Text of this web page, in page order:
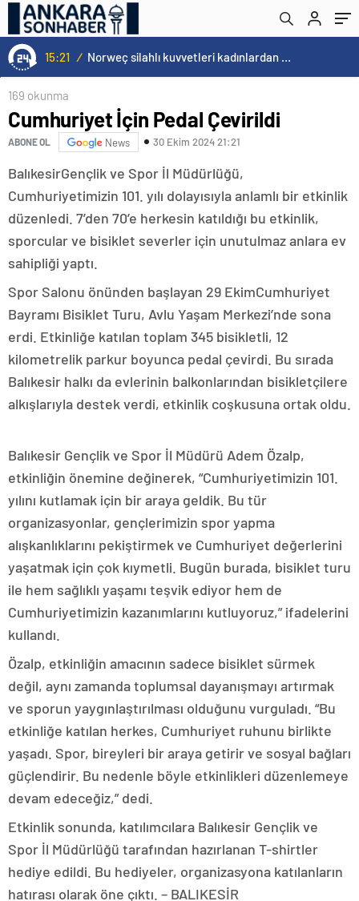
15:21 / Norweç silahlı kuvvetleri kadınlardan oluşan özel kuvvetler eğitimlerini başlattı.
169 okunma
Cumhuriyet İçin Pedal Çevirildi
ABONE OL News 30 Ekim 2024 21:21
BalıkesirGençlik ve Spor İl Müdürlüğü,
Cumhuriyetimizin 101. yılı dolayısıyla anlamlı bir etkinlik
düzenledi. 7’den 70’e herkesin katıldığı bu etkinlik,
sporcular ve bisiklet severler için unutulmaz anlara ev
sahipliği yaptı.
Spor Salonu önünden başlayan 29 EkimCumhuriyet
Bayramı Bisiklet Turu, Avlu Yaşam Merkezi’nde sona
erdi. Etkinliğe katılan toplam 345 bisikletli, 12
kilometrelik parkur boyunca pedal çevirdi. Bu sırada
Balıkesir halkı da evlerinin balkonlarından bisikletçilere
alkışlarıyla destek verdi, etkinlik coşkusuna ortak oldu.
Balıkesir Gençlik ve Spor İl Müdürü Adem Özalp,
etkinliğin önemine değinerek, “Cumhuriyetimizin 101.
yılını kutlamak için bir araya geldik. Bu tür
organizasyonlar, gençlerimizin spor yapma
alışkanlıklarını pekiştirmek ve Cumhuriyet değerlerini
yaşatmak için çok kıymetli. Bugün burada, bisiklet turu
ile hem sağlıklı yaşamı teşvik ediyor hem de
Cumhuriyetimizin kazanımlarını kutluyoruz,” ifadelerini
kullandı.
Özalp, etkinliğin amacının sadece bisiklet sürmek
değil, aynı zamanda toplumsal dayanışmayı artırmak
ve sporun yaygınlaştırılması olduğunu vurguladı. “Bu
etkinliğe katılan herkes, Cumhuriyet ruhunu birlikte
yaşadı. Spor, bireyleri bir araya getirir ve sosyal bağları
güçlendirir. Bu nedenle böyle etkinlikleri düzenlemeye
devam edeceğiz,” dedi.
Etkinlik sonunda, katılımcılara Balıkesir Gençlik ve
Spor İl Müdürlüğü tarafından hazırlanan T-shirtler
hediye edildi. Bu hediyeler, organizasyona katılanların
hatırası olarak öne çıktı. – BALIKESİR